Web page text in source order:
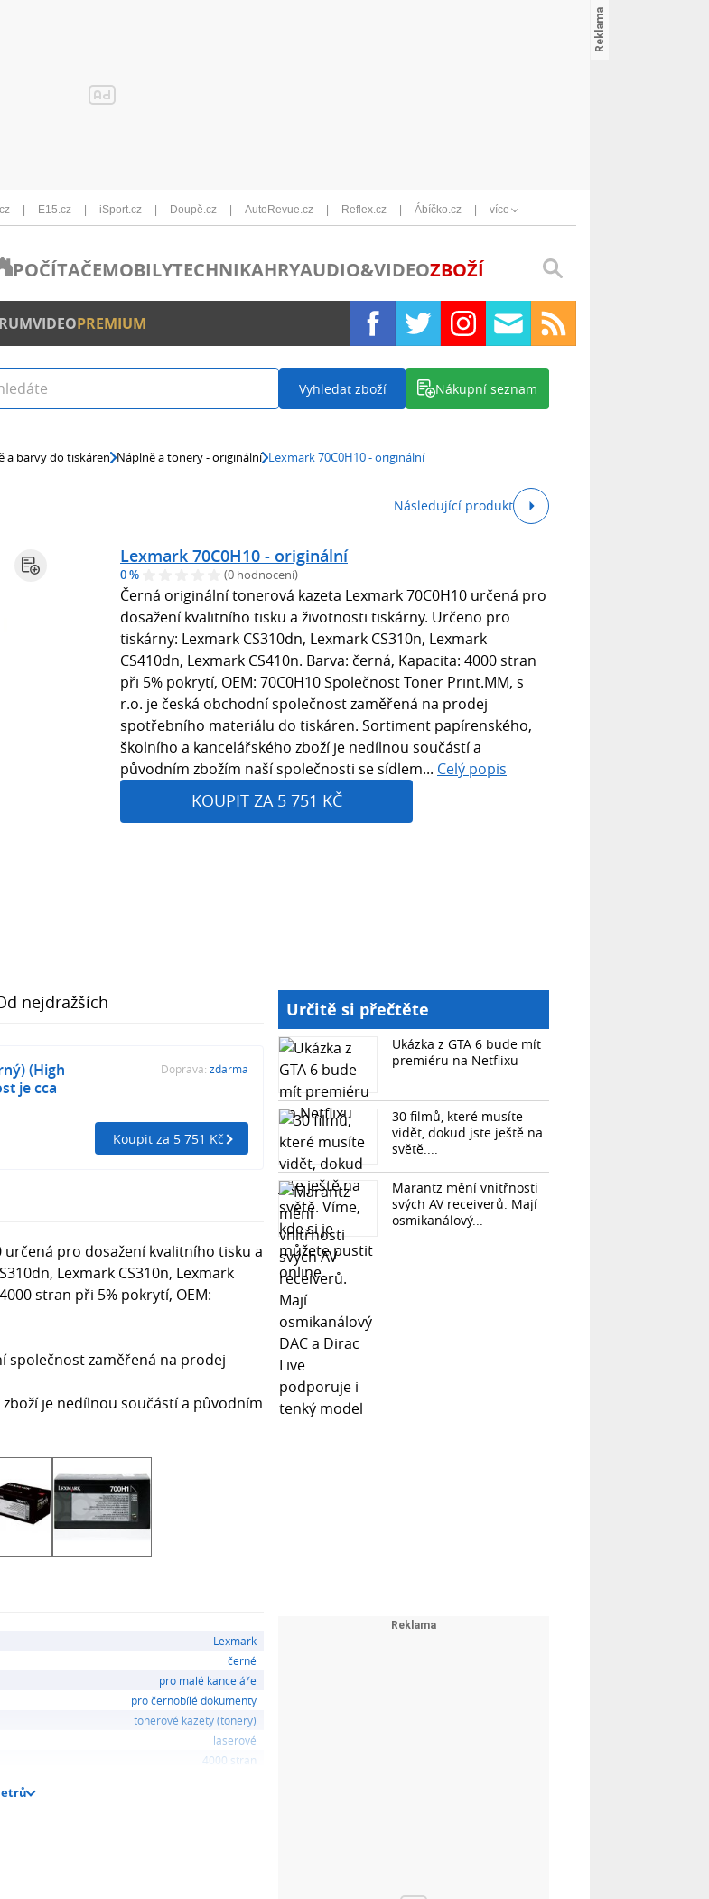
E15.cz iSport.cz Doupě.cz AutoRevue.cz Reflex.cz Ábíčko.cz více
POČÍTAČEMOBILYTECHNIKAHRYAUDIO&VIDEOZBOŽÍ
VIDEOPREMIUM
Vyhledat zboží Nákupní seznam
a barvy do tiskáren Náplně a tonery - originální Lexmark 70C0H10 - originální
Následující produkt
Lexmark 70C0H10 - originální
0 % (0 hodnocení)
Černá originální tonerová kazeta Lexmark 70C0H10 určená pro
dosažení kvalitního tisku a životnosti tiskárny. Určeno pro
tiskárny: Lexmark CS310dn, Lexmark CS310n, Lexmark
CS410dn, Lexmark CS410n. Barva: černá, Kapacita: 4000 stran
při 5% pokrytí, OEM: 70C0H10 Společnost Toner Print.MM, s
r.o. je česká obchodní společnost zaměřená na prodej
spotřebního materiálu do tiskáren. Sortiment papírenského,
školního a kancelářského zboží je nedílnou součástí a
původním zbožím naší společnosti se sídlem... Celý popis
KOUPIT ZA 5 751 KČ
nejdražších
(High
je cca
Doprava: zdarma
Koupit za 5 751 Kč
pro dosažení kvalitního tisku a
Lexmark CS310n, Lexmark
stran při 5% pokrytí, OEM:
společnost zaměřená na prodej
je nedílnou součástí a původním
Lexmark
černé
pro malé kanceláře
pro černobílé dokumenty
tonerové kazety (tonery)
laserové
4000 stran
Určitě si přečtěte
Ukázka z GTA 6 bude mít
premiéru na Netflixu
30 filmů, které musíte
vidět, dokud jste ještě na
světě....
Marantz mění vnitřnosti
svých AV receiverů. Mají
osmikanálový...